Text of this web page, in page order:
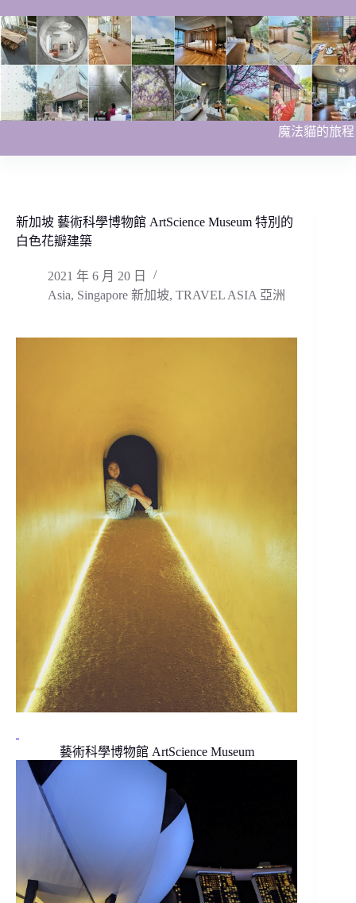
至
主
要
內
容
魔法貓的旅程
新加坡 藝術科學博物館 ArtScience Museum 特別的
白色花瓣建築
2021 年 6 月 20 日
Asia, Singapore 新加坡, TRAVEL ASIA 亞洲
藝術科學博物館 ArtScience Museum